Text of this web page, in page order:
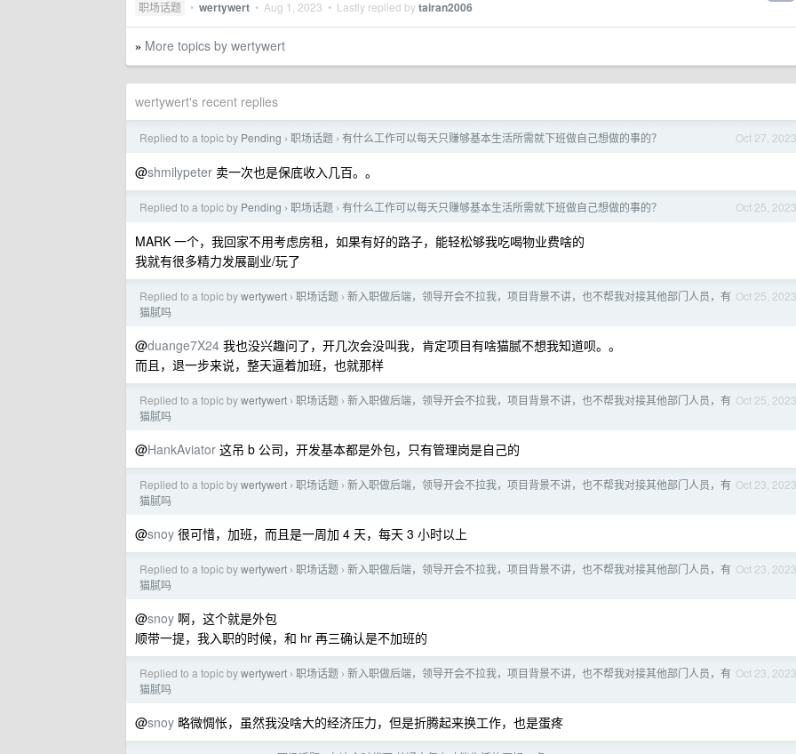
职场话题 • wertywert • Aug 1, 2023 • Lastly replied bytairan2006
» More topics by wertywert
wertywert's recent replies
Oct 27, 2023
Replied to a topic by Pending › 职场话题 › 有什么工作可以每天只赚够基本生活所需就下班做自己想做的事的？
@shmilypeter 卖一次也是保底收入几百。。
Oct 25, 2023
Replied to a topic by Pending › 职场话题 › 有什么工作可以每天只赚够基本生活所需就下班做自己想做的事的？
MARK 一个，我回家不用考虑房租，如果有好的路子，能轻松够我吃喝物业费啥的
我就有很多精力发展副业/玩了
Oct 25, 2023
Replied to a topic bywertywert › 职场话题 › 新入职做后端，领导开会不拉我，项目背景不讲，也不帮我对接其他部门人员，有
猫腻吗
@duange7X24 我也没兴趣问了，开几次会没叫我，肯定项目有啥猫腻不想我知道呗。。
而且，退一步来说，整天逼着加班，也就那样
Oct 25, 2023
Replied to a topic bywertywert › 职场话题 › 新入职做后端，领导开会不拉我，项目背景不讲，也不帮我对接其他部门人员，有
猫腻吗
@HankAviator 这吊 b 公司，开发基本都是外包，只有管理岗是自己的
Oct 23, 2023
Replied to a topic bywertywert › 职场话题 › 新入职做后端，领导开会不拉我，项目背景不讲，也不帮我对接其他部门人员，有
猫腻吗
@snoy 很可惜，加班，而且是一周加 4 天，每天 3 小时以上
Oct 23, 2023
Replied to a topic bywertywert › 职场话题 › 新入职做后端，领导开会不拉我，项目背景不讲，也不帮我对接其他部门人员，有
猫腻吗
@snoy 啊，这个就是外包
顺带一提，我入职的时候，和 hr 再三确认是不加班的
Oct 23, 2023
Replied to a topic bywertywert › 职场话题 › 新入职做后端，领导开会不拉我，项目背景不讲，也不帮我对接其他部门人员，有
猫腻吗
@snoy 略微惆怅，虽然我没啥大的经济压力，但是折腾起来换工作，也是蛋疼